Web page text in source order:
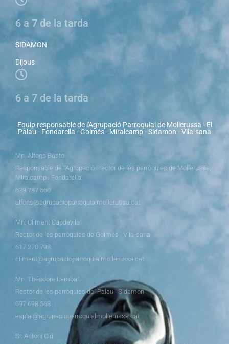
6 a 7 de la tarda
SIDAMON
Dijous
6 a 7 de la tarda
Equip responsable de l'Agrupació Parroquial de Mollerussa - El
Palau - Fondarella - Golmés - Miralcamp - Sidamon - Vila-sana
Mn. Alfons Busto
Responsable de l’Agrupació i rector de les parròquies de Mollerussa,
Miralcamp i Fondarella
629 787 560
alfons@agrupacioparroquialmollerussa.cat
Mn. Climent Capdevila
Rector de les parròquies de Golmés i Vila-sana
617 270 798
climent@agrupacioparroquialmollerussa.cat
Mn. Théodore Lambal
Rector de les parròquies del Palau i Sidamon
697 698 568
esplai@agrupacioparroquialmollerussa.cat
Sr. Antoni Cid